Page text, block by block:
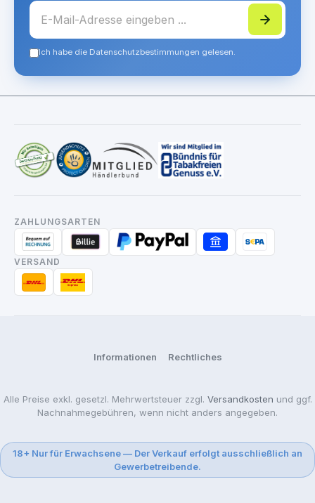
Ich habe die Datenschutzbestimmungen gelesen.
ZAHLUNGSARTEN
VERSAND
Informationen Rechtliches
Alle Preise exkl. gesetzl. Mehrwertsteuer zzgl. Versandkosten und ggf.
Nachnahmegebühren, wenn nicht anders angegeben.
18+ Nur für Erwachsene — Der Verkauf erfolgt ausschließlich an
Gewerbetreibende.